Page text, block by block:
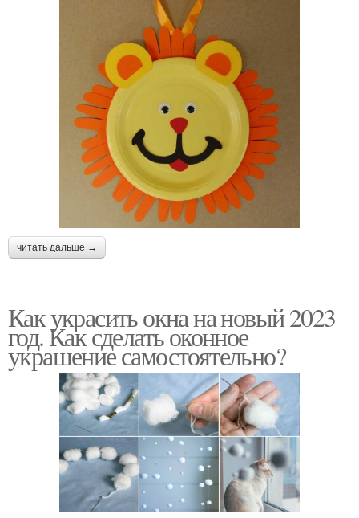
читать дальше →
Как украсить окна на новый 2023
год. Как сделать оконное
украшение самостоятельно?